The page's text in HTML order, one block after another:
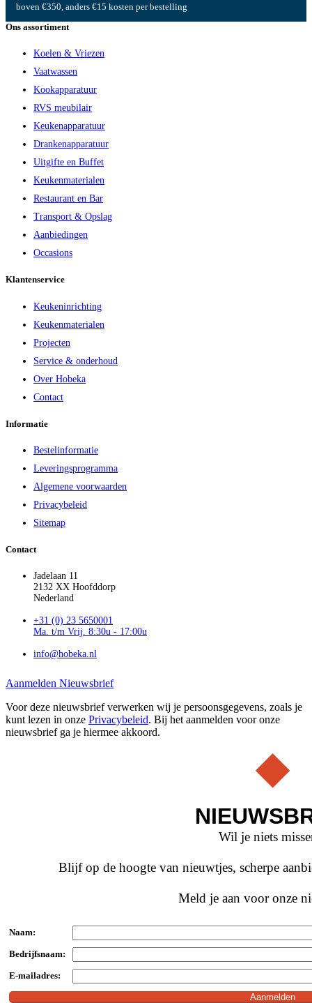
boven €350, anders €15 kosten per bestelling
Ons assortiment
Koelen & Vriezen
Vaatwassen
Kookapparatuur
RVS meubilair
Keukenapparatuur
Drankenapparatuur
Uitgifte en Buffet
Keukenmaterialen
Restaurant en Bar
Transport & Opslag
Aanbiedingen
Occasions
Klantenservice
Keukeninrichting
Keukenmaterialen
Projecten
Service & onderhoud
Over Hobeka
Contact
Informatie
Bestelinformatie
Leveringsprogramma
Algemene voorwaarden
Privacybeleid
Sitemap
Contact
Jadelaan 11
2132 XX Hoofddorp
Nederland
+31 (0) 23 5650001
Ma. t/m Vrij. 8:30u - 17:00u
info@hobeka.nl
Aanmelden Nieuwsbrief
Voor deze nieuwsbrief verwerken wij je persoonsgegevens, zoals je
kunt lezen in onze Privacybeleid. Bij het aanmelden voor onze
nieuwsbrief ga je hiermee akkoord.
Wil je niets
Blijf op de hoogte van nieuwtjes, scherpe
Meld je aan voor onze
Naam:
Bedrijfsnaam:
E-mailadres: